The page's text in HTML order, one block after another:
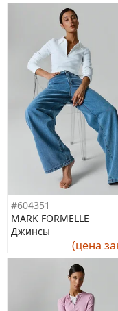
#604351
MARK FORMELLE
Джинсы
(цена